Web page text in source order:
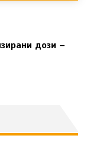
дози –